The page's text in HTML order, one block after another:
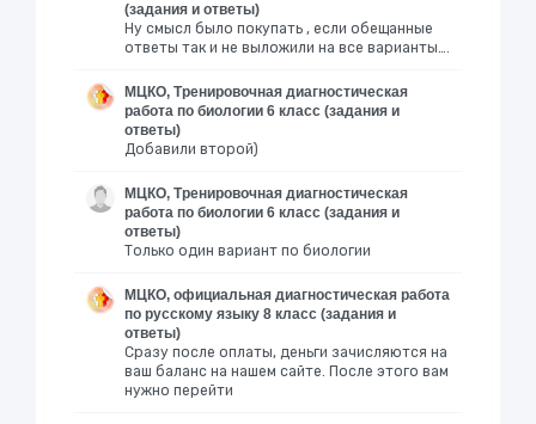
(задания и ответы)
Ну смысл было покупать , если обещанные
ответы так и не выложили на все варианты….
МЦКО, Тренировочная диагностическая
работа по биологии 6 класс (задания и
ответы)
Добавили второй)
МЦКО, Тренировочная диагностическая
работа по биологии 6 класс (задания и
ответы)
Только один вариант по биологии
МЦКО, официальная диагностическая работа
по русскому языку 8 класс (задания и
ответы)
Сразу после оплаты, деньги зачисляются на
ваш баланс на нашем сайте. После этого вам
нужно перейти